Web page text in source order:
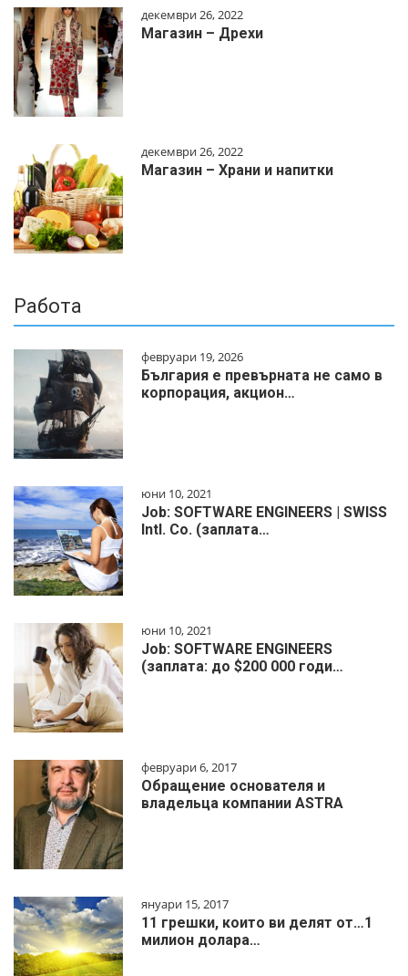
декември 26, 2022
Магазин – Дрехи
декември 26, 2022
Магазин – Храни и напитки
Работа
февруари 19, 2026
България е превърната не само в
корпорация, акцион…
юни 10, 2021
Job: SOFTWARE ENGINEERS | SWISS
Intl. Co. (заплата…
юни 10, 2021
Job: SOFTWARE ENGINEERS
(заплата: до $200 000 годи…
февруари 6, 2017
Обращение основателя и
владельца компании ASTRA
януари 15, 2017
11 грешки, които ви делят от…1
милиoн дoлapa…